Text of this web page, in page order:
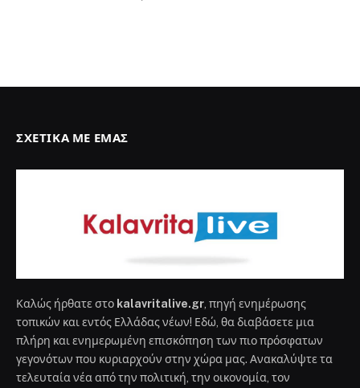
ΣΧΕΤΙΚΆ ΜΕ ΕΜΆΣ
Καλώς ήρθατε στο kalavritalive.gr , πηγή ενημέρωσης
τοπικών και εντός Ελλάδας νέων! Εδώ, θα διαβάσετε μια
πλήρη και ενημερωμένη επισκόπηση των πιο πρόσφατων
γεγονότων που κυριαρχούν στην χώρα μας. Ανακαλύψτε τα
τελευταία νέα από την πολιτική, την οικονομία, τον